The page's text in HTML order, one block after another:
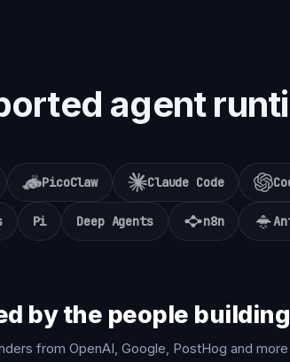
agent
PicoClaw Claude Code
Pi Deep Agents n8n
by the people
from OpenAI, Google, PostHog and